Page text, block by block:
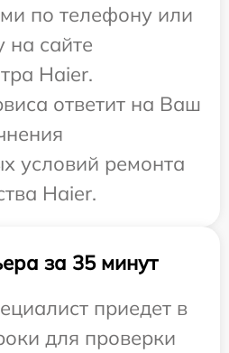
по телефону или
на сайте
Haier.
ответит на Ваш
условий ремонта
Haier.
за 35 минут
приедет в
для проверки